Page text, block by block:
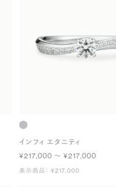
インフィ エタニティ
¥217,000 〜 ¥217,000
表示商品： ¥217,000